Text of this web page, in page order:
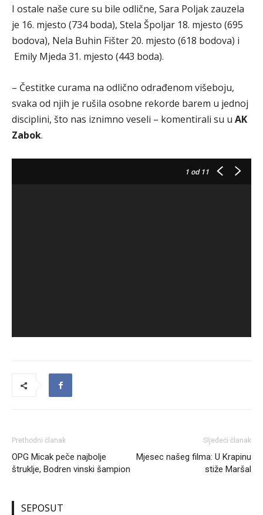
I ostale naše cure su bile odlične, Sara Poljak zauzela
je 16. mjesto (734 boda), Stela Špoljar 18. mjesto (695
bodova), Nela Buhin Fišter 20. mjesto (618 bodova) i
Emily Mjeda 31. mjesto (443 boda).
– Čestitke curama na odlično odrađenom višeboju,
svaka od njih je rušila osobne rekorde barem u jednoj
disciplini, što nas iznimno veseli – komentirali su u AK
Zabok.
1 od 11
Prethodni članak
OPG Micak peče najbolje
štruklje, Bodren vinski šampion
Sljedeći članak
Mjesec našeg filma: U Krapinu
stiže Maršal
SEPOSUT